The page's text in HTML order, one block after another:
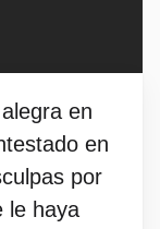
en
en
por
le haya